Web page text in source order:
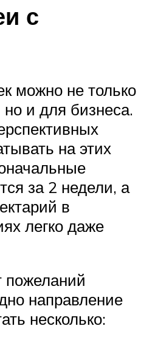
с
можно не только
и для бизнеса.
на этих
за 2 недели, а
в
легко даже
пожеланий
направление
несколько: